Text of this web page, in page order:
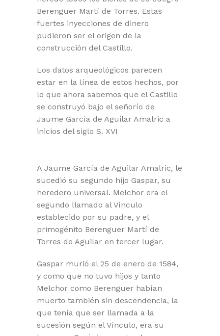
Berenguer Martí de Torres. Estas
fuertes inyecciones de dinero
pudieron ser el origen de la
construcción del Castillo.
Los datos arqueológicos parecen
estar en la línea de estos hechos, por
lo que ahora sabemos que el Castillo
se construyó bajo el señorío de
Jaume García de Aguilar Amalric a
inicios del siglo S. XVI
A Jaume García de Aguilar Amalric, le
sucedió su segundo hijo Gaspar, su
heredero universal. Melchor era el
segundo llamado al Vínculo
establecido por su padre, y el
primogénito Berenguer Martí de
Torres de Aguilar en tercer lugar.
Gaspar murió el 25 de enero de 1584,
y como que no tuvo hijos y tanto
Melchor como Berenguer habían
muerto también sin descendencia, la
que tenía que ser llamada a la
sucesión según el Vínculo, era su